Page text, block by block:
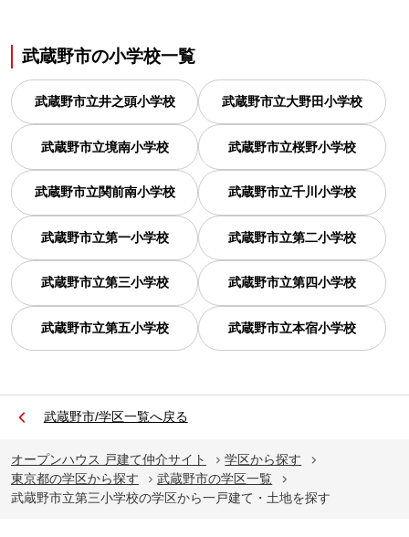
武蔵野市の小学校一覧
武蔵野市立井之頭小学校 武蔵野市立大野田小学校
武蔵野市立境南小学校 武蔵野市立桜野小学校
武蔵野市立関前南小学校 武蔵野市立千川小学校
武蔵野市立第一小学校 武蔵野市立第二小学校
武蔵野市立第三小学校 武蔵野市立第四小学校
武蔵野市立第五小学校 武蔵野市立本宿小学校
武蔵野市/学区一覧へ戻る
オープンハウス 戸建て仲介サイト
学区から探す
東京都の学区から探す
武蔵野市の学区一覧
武蔵野市立第三小学校の学区から一戸建て・土地を探す